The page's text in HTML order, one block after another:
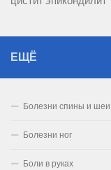
ЕЩЁ
Болезни спины и шеи
Болезни ног
Боли в руках